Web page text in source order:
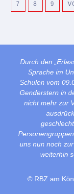
7 8 9
Durch den
Sprache im
Schulen vom
Genderstern in
nicht mehr zur
uns nun noch
weiterhin
© RBZ am